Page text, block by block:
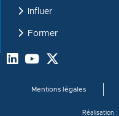
Influer
Former
Menu bas de page
Mentions légales
Réalisation :